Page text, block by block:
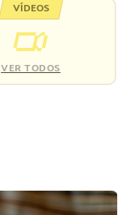
VÍDEOS
VER TODOS